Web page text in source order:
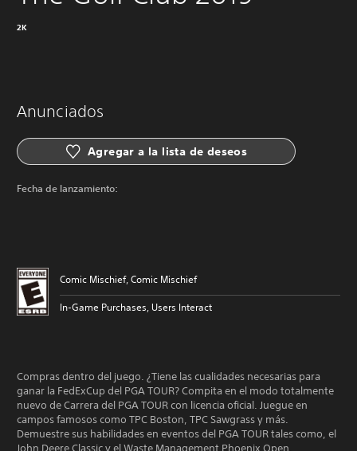
2K
Anunciados
Agregar a la lista de deseos
Fecha de lanzamiento:
Comic Mischief, Comic Mischief
In-Game Purchases, Users Interact
Compras dentro del juego. ¿Tiene las cualidades necesarias para
ganar la FedExCup del PGA TOUR? Compita en el modo totalmente
nuevo de Carrera del PGA TOUR con licencia oficial. Juegue en
campos famosos como TPC Boston, TPC Sawgrass y más.
Demuestre sus habilidades en eventos del PGA TOUR tales como, el
John Deere Classic y el Waste Management Phoenix Open.